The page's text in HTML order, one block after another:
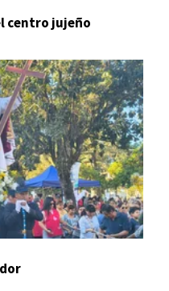
centro jujeño